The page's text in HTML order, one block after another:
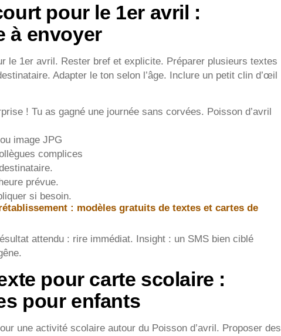
pour le 1er avril :
à envoyer
le 1er avril. Rester bref et explicite. Préparer plusieurs textes
Adapter le ton selon l’âge. Inclure un petit clin d’œil
! Tu as gagné une journée sans corvées. Poisson d’avril
image JPG
complices
prévue.
si besoin.
: modèles gratuits de textes et cartes de
attendu : rire immédiat. Insight : un SMS bien ciblé
pour carte scolaire :
pour enfants
une activité scolaire autour du Poisson d’avril. Proposer des